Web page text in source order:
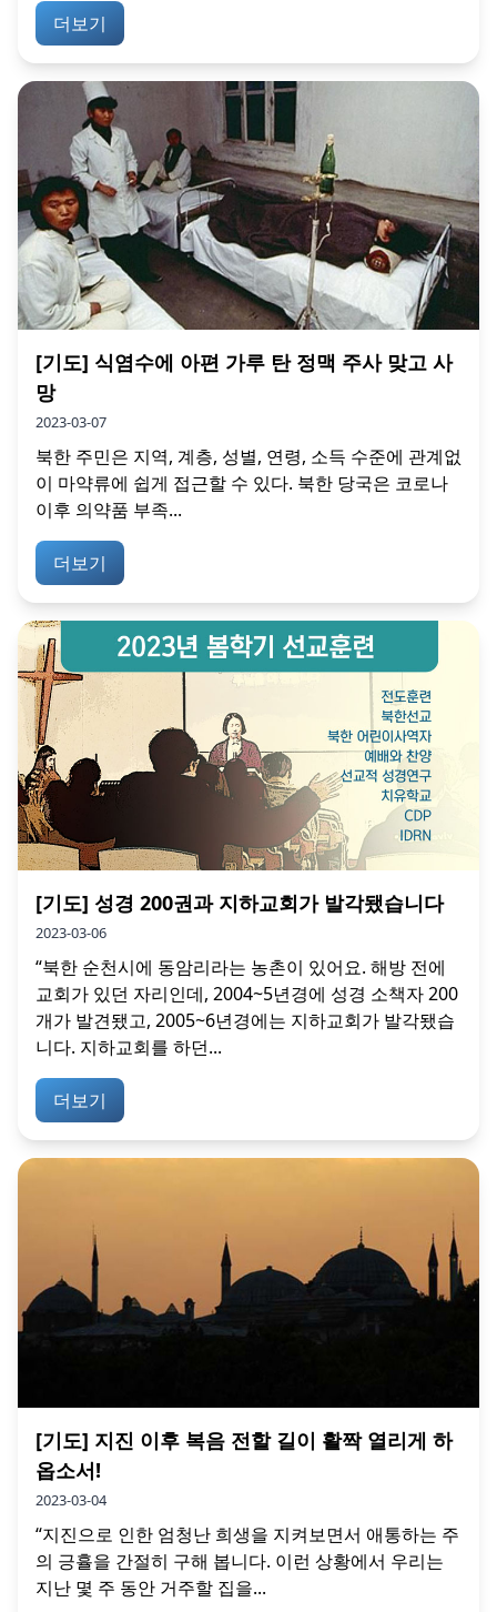
더보기
[기도] 식염수에 아편 가루 탄 정맥 주사 맞고 사
망
2023-03-07
북한 주민은 지역, 계층, 성별, 연령, 소득 수준에 관계없
이 마약류에 쉽게 접근할 수 있다. 북한 당국은 코로나
이후 의약품 부족...
더보기
[기도] 성경 200권과 지하교회가 발각됐습니다
2023-03-06
“북한 순천시에 동암리라는 농촌이 있어요. 해방 전에
교회가 있던 자리인데, 2004~5년경에 성경 소책자 200
개가 발견됐고, 2005~6년경에는 지하교회가 발각됐습
니다. 지하교회를 하던...
더보기
[기도] 지진 이후 복음 전할 길이 활짝 열리게 하
옵소서!
2023-03-04
“지진으로 인한 엄청난 희생을 지켜보면서 애통하는 주
의 긍휼을 간절히 구해 봅니다. 이런 상황에서 우리는
지난 몇 주 동안 거주할 집을...